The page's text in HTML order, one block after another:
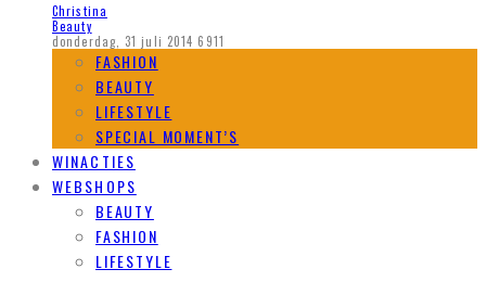
Christina
Beauty
donderdag, 31 juli 2014 6911
FASHION
BEAUTY
LIFESTYLE
SPECIAL MOMENT’S
WINACTIES
WEBSHOPS
BEAUTY
FASHION
LIFESTYLE